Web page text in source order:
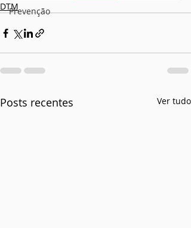
Prevenção
DTM
Posts recentes Ver tudo